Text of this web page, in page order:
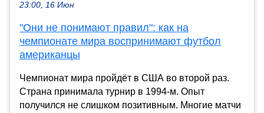
23:00, 16 Июн
"Они не понимают правил": как на
чемпионате мира воспринимают футбол
американцы
Чемпионат мира пройдёт в США во второй раз.
Страна принимала турнир в 1994-м. Опыт
получился не слишком позитивным. Многие матчи